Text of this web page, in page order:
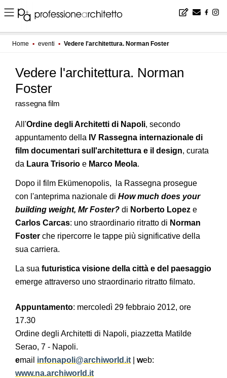
Home ▪ eventi ▪ Vedere l'architettura. Norman Foster
Vedere l'architettura. Norman
Foster
rassegna film
All'Ordine degli Architetti di Napoli, secondo
appuntamento della IV Rassegna internazionale di
film documentari sull'architettura e il design, curata
da Laura Trisorio e Marco Meola.
Dopo il film Ekümenopolis, la Rassegna prosegue
con l'anteprima nazionale di How much does your
building weight, Mr Foster? di Norberto Lopez e
Carlos Carcas: uno straordinario ritratto di Norman
Foster che ripercorre le tappe più significative della
sua carriera.
La sua futuristica visione della città e del paesaggio
emerge attraverso uno straordinario ritratto filmato.
Appuntamento: mercoledì 29 febbraio 2012, ore
17.30
Ordine degli Architetti di Napoli, piazzetta Matilde
Serao, 7 - Napoli.
email infonapoli@archiworld.it web:
www.na.archiworld.it